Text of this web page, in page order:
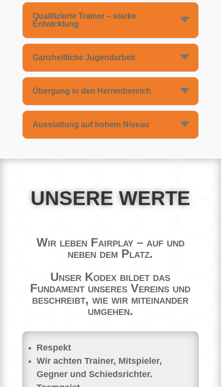
Qualifizierte Trainer – starke
Entwicklung
Ganzheitliche Jugendarbeit
Übergang in den Herrenbereich
Ausstattung auf hohem Niveau
UNSERE WERTE
Wir leben Fairplay – auf und
neben dem Platz.
Unser Kodex bildet das
Fundament unseres Vereins und
beschreibt, wie wir miteinander
umgehen.
Respekt
Wir achten Trainer, Mitspieler,
Gegner und Schiedsrichter.